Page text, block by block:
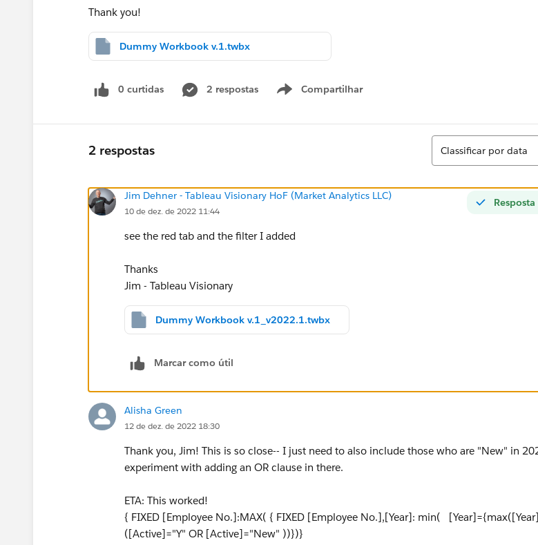
Thank you!
Dummy Workbook v.1.twbx
0 curtidas 2 respostas Compartilhar
Show menu
2 respostas
Classificar
Classificar por data
Jim Dehner - Tableau Visionary HoF (Market Analytics LLC)
10 de dez. de 2022 11:44
see the red tab and the filter I added
Thanks
Jim - Tableau Visionary
Dummy Workbook v.1_v2022.1.twbx
Marcar como útil
Alisha Green
12 de dez. de 2022 18:30
Thank you, Jim! This is so close-- I just need to also include those who are "New" in
experiment with adding an OR clause in there.
ETA: This worked!
{ FIXED [Employee No.]:MAX( { FIXED [Employee No.],[Year]: min(
([Active]="Y" OR [Active]="New" ))})}